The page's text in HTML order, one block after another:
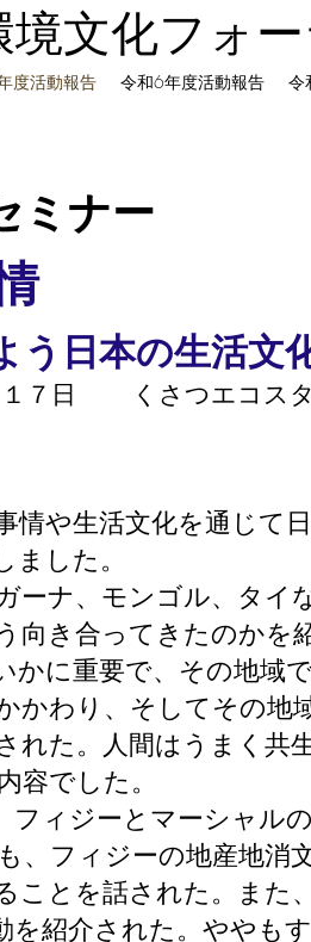
度活動報告 令和6年度活動報告 令
文化フォ
ミナー
う日本の生活文
７日
くさつエコス
や生活文化を通じて
した。
ーナ、モンゴル、タイ
向き合ってきたのかを
かに重要で、その地域
かわり、そしてその地
れた。人間はうまく共
容でした。
フィジーとマーシャル
、フィジーの地産地消
ことを話された。また
を紹介された。ややも